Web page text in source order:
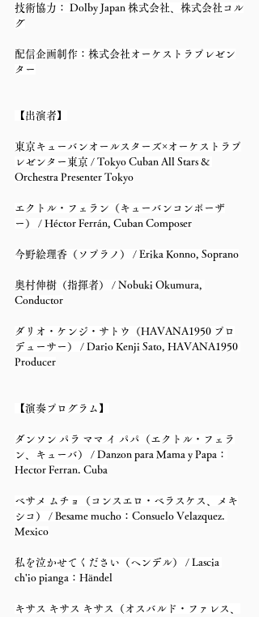
技術協力： Dolby Japan 株式会社、株式会社コル
グ
配信企画制作：株式会社オーケストラプレゼン
ター
【出演者】
東京キューバンオールスターズ×オーケストラプ
レゼンター東京 / Tokyo Cuban All Stars &
Orchestra Presenter Tokyo
エクトル・フェラン（キューバンコンポーザ
ー） / Héctor Ferrán, Cuban Composer
今野絵理香（ソプラノ） / Erika Konno, Soprano
奥村伸樹（指揮者） / Nobuki Okumura,
Conductor
ダリオ・ケンジ・サトウ（HAVANA1950 プロ
デューサー） / Dario Kenji Sato, HAVANA1950
Producer
【演奏プログラム】
ダンソン パラ ママ イ パパ（エクトル・フェラ
ン、キューバ） / Danzon para Mama y Papa：
Hector Ferran. Cuba
ベサメ ムチョ（コンスエロ・ベラスケス、メキ
シコ） / Besame mucho：Consuelo Velazquez.
Mexico
私を泣かせてください（ヘンデル） / Lascia
ch'io pianga：Händel
キサス キサス キサス（オスバルド・ファレス、